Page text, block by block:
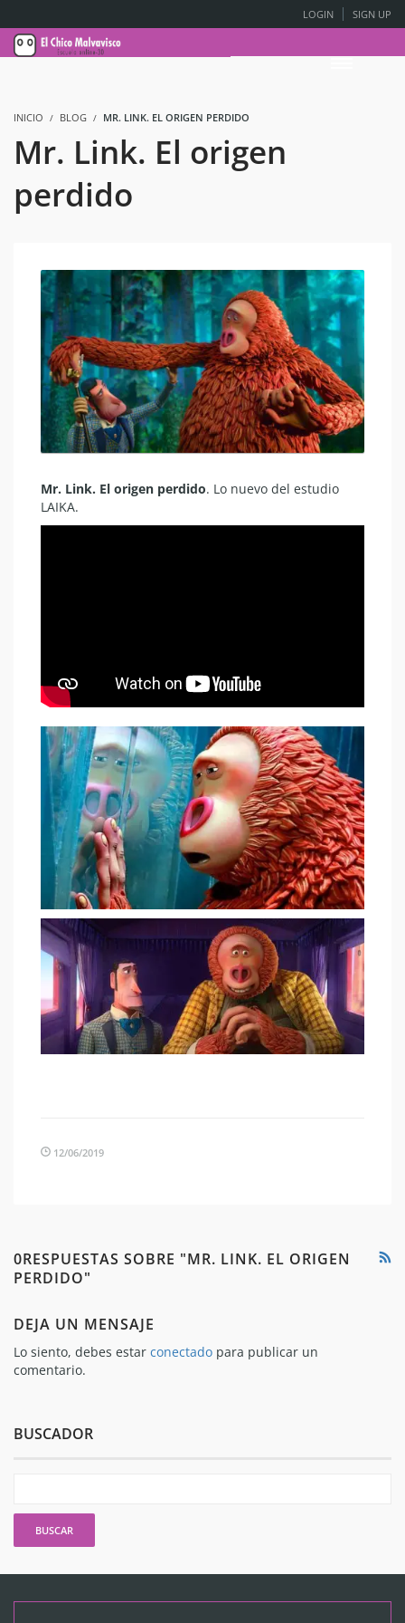
LOGIN SIGN UP
INICIO BLOG MR. LINK. EL ORIGEN PERDIDO
Mr. Link. El origen
perdido
Mr. Link. El origen perdido. Lo nuevo del estudio
LAIKA.
12/06/2019
0RESPUESTAS SOBRE "MR. LINK. EL ORIGEN
PERDIDO"
DEJA UN MENSAJE
Lo siento, debes estar conectado para publicar un
comentario.
BUSCADOR